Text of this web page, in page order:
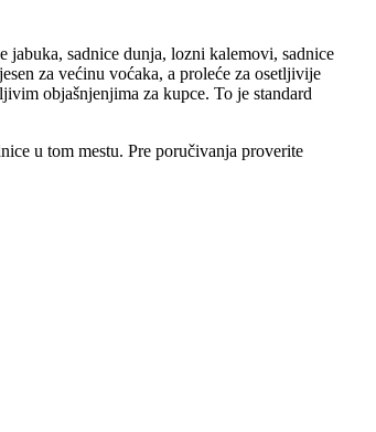
jabuka, sadnice dunja, lozni kalemovi, sadnice
za većinu voćaka, a proleće za osetljivije
objašnjenjima za kupce. To je standard
u tom mestu. Pre poručivanja proverite